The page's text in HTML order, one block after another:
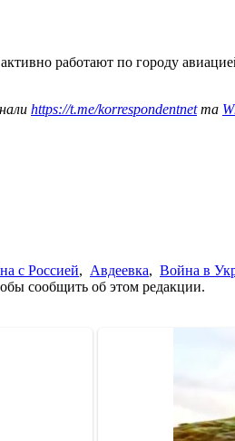
работают по городу
https://t.me/korrespondentnetта
с Россией, Авдеевка, Война в
сообщить об этом редакции.